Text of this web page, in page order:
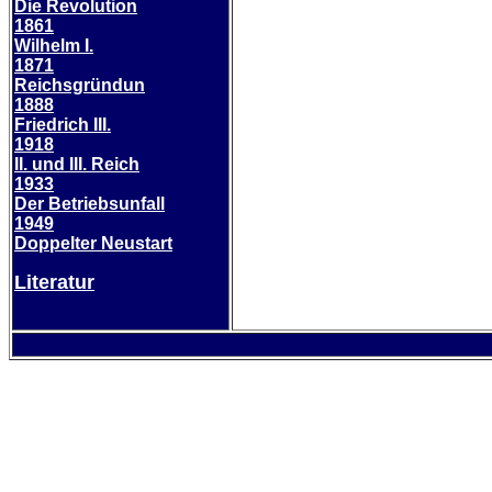
Die Revolution
1861
Wilhelm I.
1871
Reichsgründun
1888
Friedrich III.
1918
II. und III. Reich
1933
Der Betriebsunfall
1949
Doppelter Neustart
Literatur